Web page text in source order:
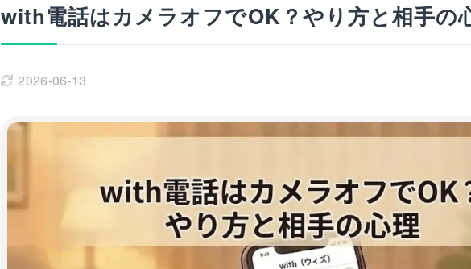
with電話はカメラオフでOK？やり方と相手の
2026-06-13